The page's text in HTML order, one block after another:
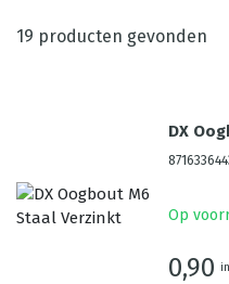
19 producten gevonden
DX
Op
0,90